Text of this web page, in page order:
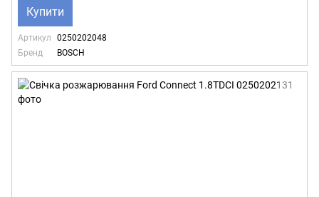
Купити
Артикул
0250202048
Бренд
BOSCH